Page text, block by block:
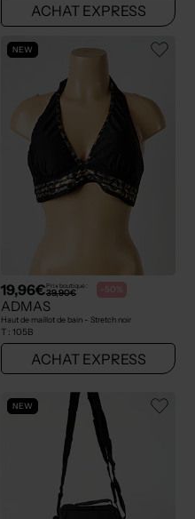
ACHAT EXPRESS
NEW
19,96€Prix boutique :
39,90€ -50%
ADMAS
Haut de maillot de bain - Stretch noir
T : 105B
ACHAT EXPRESS
NEW